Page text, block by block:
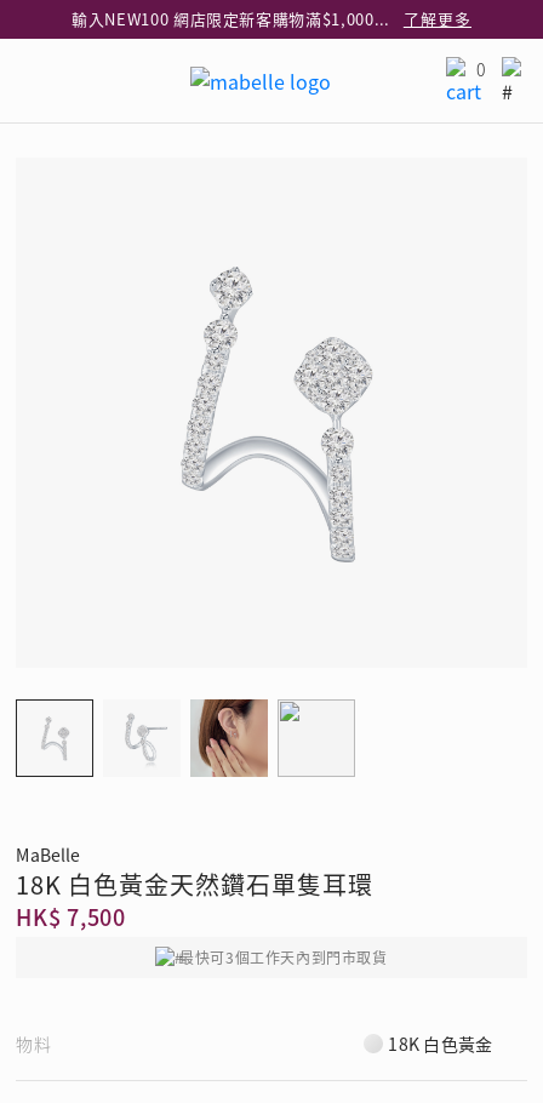
輸入NEW100 網店限定新客購物滿$1,000減$100
了解更多
指定純銀動物耳環2件享7折
0
MaBelle
18K 白色黃金天然鑽石單隻耳環
HK$ 7,500
最快可3個工作天內到門市取貨
物料 18K 白色黃金